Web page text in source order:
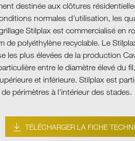
destinée aux clôtures
normales d’utilisation, les
Stilplax est commercialisé en
de polyéthylène recyclable. Le
les plus élevées de la production
entre le diamètre élevé du
et inférieure. Stilplax est
périmètres à l’intérieur des stades.
TÉLÉCHARGER LA FICHE